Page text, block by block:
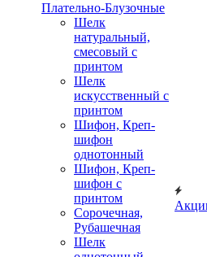
Плательно-Блузочные
Шелк
натуральный,
смесовый с
принтом
Шелк
искусственный с
принтом
Шифон, Креп-
шифон
однотонный
Шифон, Креп-
шифон с
принтом
Сорочечная,
Рубашечная
Шелк